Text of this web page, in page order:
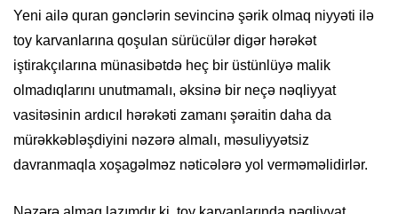
Yeni ailə quran gənclərin sevincinə şərik olmaq niyyəti ilə
toy karvanlarına qoşulan sürücülər digər hərəkət
iştirakçılarına münasibətdə heç bir üstünlüyə malik
olmadıqlarını unutmamalı, əksinə bir neçə nəqliyyat
vasitəsinin ardıcıl hərəkəti zamanı şəraitin daha da
mürəkkəbləşdiyini nəzərə almalı, məsuliyyətsiz
davranmaqla xoşagəlməz nəticələrə yol verməməlidirlər.